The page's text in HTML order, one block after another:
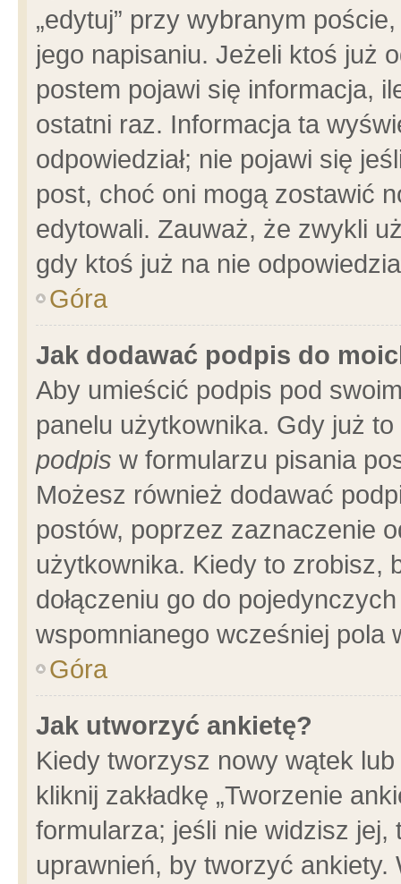
„edytuj” przy wybranym
jego napisaniu. Jeżeli ktoś już
postem pojawi się informacja,
ostatni raz. Informacja ta
odpowiedział; nie pojawi się
post, choć oni mogą zostawić
edytowali. Zauważ, że zwykli
gdy ktoś już na nie
Góra
Jak dodawać podpis do
Aby umieścić podpis pod
panelu użytkownika. Gdy już
podpis w formularzu pisania
Możesz również dodawać
postów, poprzez zaznaczenie
użytkownika. Kiedy to zrobisz,
dołączeniu go do
wspomnianego wcześniej pola
Góra
Jak utworzyć ankietę?
Kiedy tworzysz nowy wątek
kliknij zakładkę „Tworzenie
formularza; jeśli nie widzisz
uprawnień, by tworzyć ankiety.